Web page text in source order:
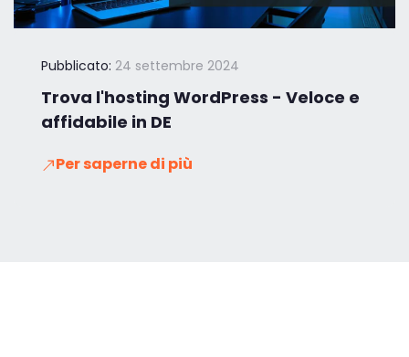
Pubblicato: 24 settembre 2024
Trova l'hosting WordPress - Veloce e
affidabile in DE
Per saperne di più